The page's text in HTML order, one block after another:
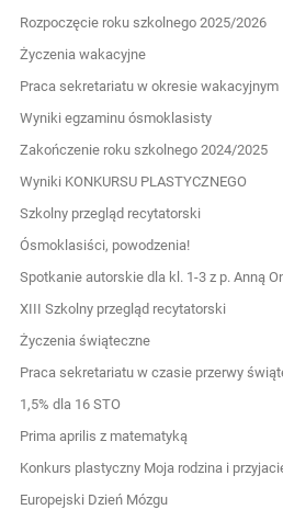
Rozpoczęcie roku szkolnego 2025/2026
Życzenia wakacyjne
Praca sekretariatu w okresie wakacyjnym
Wyniki egzaminu ósmoklasisty
Zakończenie roku szkolnego 2024/2025
Wyniki KONKURSU PLASTYCZNEGO
Szkolny przegląd recytatorski
Ósmoklasiści, powodzenia!
Spotkanie autorskie dla kl. 1-3 z p. Anną
XIII Szkolny przegląd recytatorski
Życzenia świąteczne
Praca sekretariatu w czasie przerwy
1,5% dla 16 STO
Prima aprilis z matematyką
Konkurs plastyczny Moja rodzina i
Europejski Dzień Mózgu